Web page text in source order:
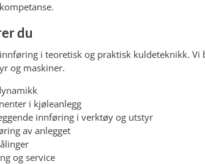
du
i teoretisk og praktisk kuldeteknikk. Vi
og maskiner.
i kjøleanlegg
innføring i verktøy og utstyr
av anlegget
og service